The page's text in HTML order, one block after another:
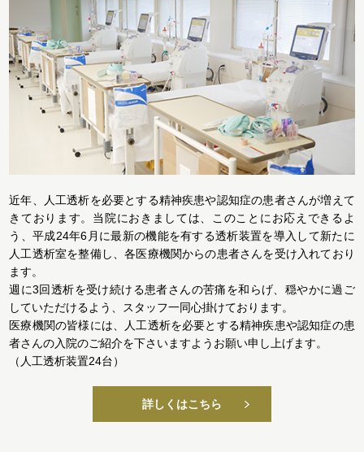
近年、人工透析を必要とする精神疾患や認知症の患者さんが増えて
きております。当院におきましては、このことにお応えできるよ
う、平成24年6月に最新の機能を有する透析装置を導入して新たに
人工透析室を整備し、各医療機関からの患者さんを受け入れており
ます。
週に3回透析を受け続ける患者さんの苦痛を和らげ、穏やかに過ご
していただけるよう、スタッフ一同心掛けております。
医療機関の皆様には、人工透析を必要とする精神疾患や認知症の患
者さんの入院のご紹介を下さいますようお願い申し上げます。
（人工透析装置24台）
詳しくはこちら